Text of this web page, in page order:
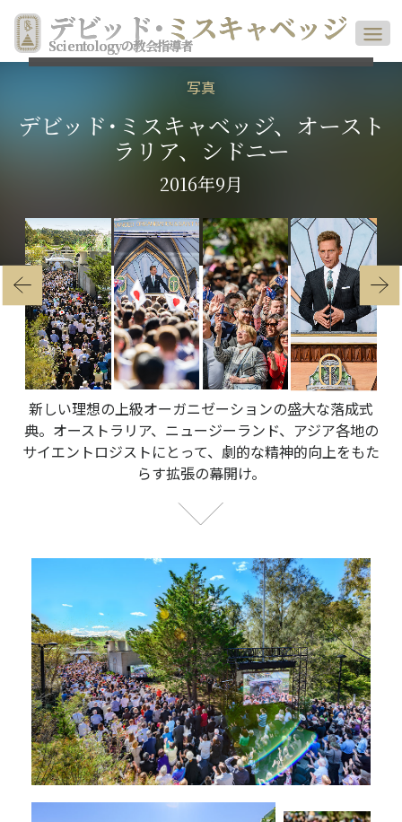
デビッド･ ミスキャベッジ
Scientologyの教会指導者
写真
デビッド･ミスキャベッジ、オースト
ラリア、シドニー
2016年9月
新しい理想の上級オーガニゼーションの盛大な落成式
典。オーストラリア、ニュージーランド、アジア各地の
サイエントロジストにとって、劇的な精神的向上をもた
らす拡張の幕開け。